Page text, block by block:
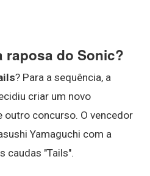
raposa do Sonic?
? Para a sequência, a
criar um novo
outro concurso. O vencedor
Yamaguchi com a
caudas "Tails".